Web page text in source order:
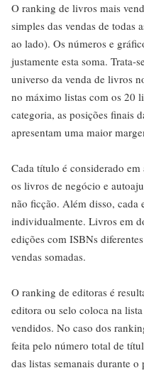
O ranking de livros mais
simples das vendas de todas
ao lado). Os números e
justamente esta soma. Trata-
universo da venda de livros
no máximo listas com os 20
categoria, as posições finais
apresentam uma maior
Cada título é considerado
os livros de negócio e
não ficção. Além disso, cada
individualmente. Livros em
edições com ISBNs
vendas somadas.
O ranking de editoras é
editora ou selo coloca na
vendidos. No caso dos
feita pelo número total de
das listas semanais durante